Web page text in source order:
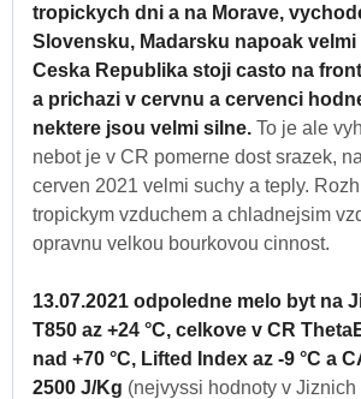
tropickych dni a na Morave,
Slovensku, Madarsku napoak velmi
Ceska Republika stoji casto na
a prichazi v cervnu a cervenci
nektere jsou velmi silne. To je ale
nebot je v CR pomerne dost srazek,
cerven 2021 velmi suchy a teply.
tropickym vzduchem a chladnejsim
opravnu velkou bourkovou cinnost.
13.07.2021 odpoledne melo byt na
T850 az +24 °C, celkove v CR
nad +70 °C, Lifted Index az -9 °C a
2500 J/Kg (nejvyssi hodnoty v Jiznich